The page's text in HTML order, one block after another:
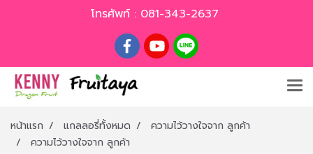
โทรศัพท์ : 081-343-2637
หน้าแรก แกลลอรี่ทั้งหมด
ความไว้วางใจจาก ลูกค้า
ความไว้วางใจจาก ลูกค้า